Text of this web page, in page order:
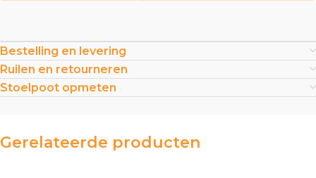
Bestelling en levering
Ruilen en retourneren
Stoelpoot opmeten
Gerelateerde producten